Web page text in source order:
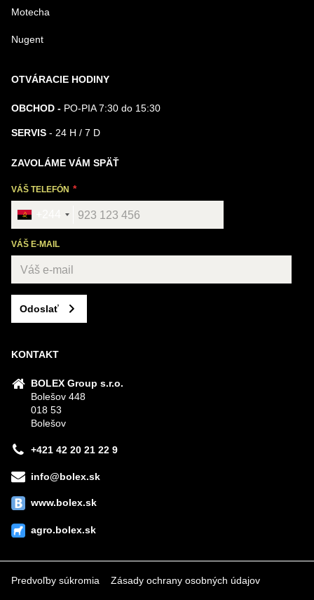
Motecha
Nugent
OTVÁRACIE HODINY
OBCHOD - PO-PIA 7:30 do 15:30
SERVIS - 24 H / 7 D
ZAVOLÁME VÁM SPÄŤ
VÁŠ TELEFÓN
VÁŠ E-MAIL
Odoslať
KONTAKT
BOLEX Group s.r.o.
Bolešov 448
018 53
Bolešov
+421 42 20 21 22 9
info@bolex.sk
www.bolex.sk
agro.bolex.sk
Predvoľby súkromia Zásady ochrany osobných údajov